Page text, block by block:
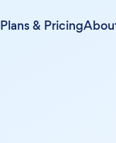
Plans & Pricing